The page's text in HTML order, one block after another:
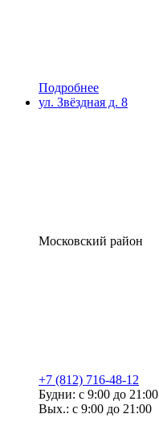
Подробнее
ул. Звёздная д. 8
Московский район
+7 (812) 716-48-12
Будни: с 9:00 до 21:00
Вых.: с 9:00 до 21:00